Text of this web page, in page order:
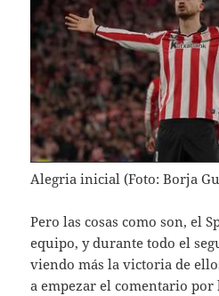
Alegria inicial (Foto: Borja
Pero las cosas como son, el
equipo, y durante todo el
viendo más la victoria de
a empezar el comentario por